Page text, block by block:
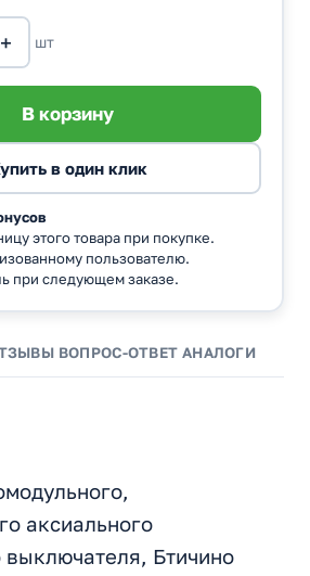
+ шт
этого товара при покупке.
пользователю.
при следующем заказе.
ВОПРОС-ОТВЕТ АНАЛОГИ
аксиального
выключателя, Бтичино